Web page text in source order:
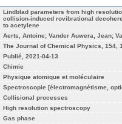
Lindblad parameters from high
collision-induced rovibrational
to acetylene
Aerts, Antoine; Vander Auwera, Jean;
The Journal of Chemical Physics, 154,
Publié, 2021-04-13
Chimie
Physique atomique et moléculaire
Spectroscopie [électromagnétisme,
Collisional processes
High resolution spectroscopy
Gas phase